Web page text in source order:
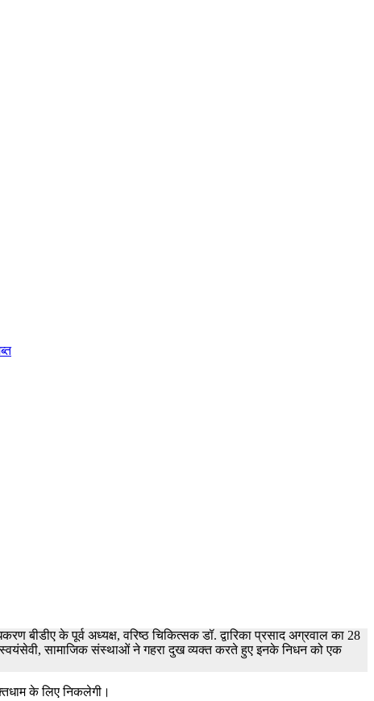
बीडीए के पूर्व अध्यक्ष, वरिष्ठ चिकित्सक डॉ. द्वारिका प्रसाद अग्रवाल का 28
सामाजिक संस्थाओं ने गहरा दुख व्यक्त करते हुए इनके निधन को एक
के लिए निकलेगी।